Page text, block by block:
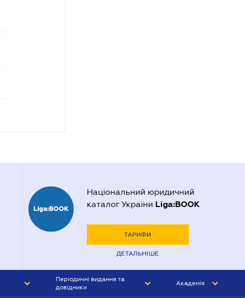
Національний юридичний
каталог України Liga:BOOK
ТАРИФИ
ДЕТАЛЬНІШЕ
Періодичні видання та
довідники
Академія